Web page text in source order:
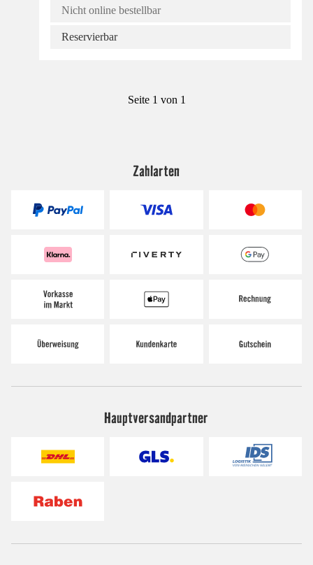
Nicht online bestellbar
Reservierbar
Seite 1 von 1
Zahlarten
Hauptversandpartner